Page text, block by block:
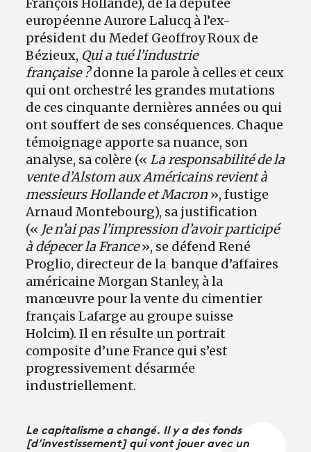
européenne Aurore Lalucq à l’ex-
président du Medef Geoffroy Roux de
Bézieux, Qui a tué l’industrie
française ?donne la parole à celles et ceux
qui ont orchestré les grandes mutations
de ces cinquante dernières années ou qui
ont souffert de ses conséquences. Chaque
témoignage apporte sa nuance, son
analyse, sa colère («La responsabilité de la
vente d’Alstom aux Américains revient à
messieurs Hollande et Macron », fustige
Arnaud Montebourg), sa justification
(« Je n’ai pas l’impression d’avoir participé
à dépecer la France», se défend René
Proglio, directeur de la banque d’affaires
américaine Morgan Stanley, à la
manœuvre pour la vente du cimentier
français Lafarge au groupe suisse
Holcim). Il en résulte un portrait
composite d’une France qui s’est
progressivement désarmée
industriellement.
Le capitalisme a changé. Il y a des fonds
[d’investissement] qui vont jouer avec un